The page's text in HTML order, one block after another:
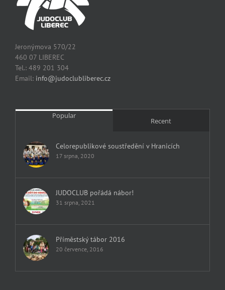
Jeronýmova 570/22
460 07 LIBEREC
Tel.: 489 201 304
Email: info@judoclubliberec.cz
Popular
Recent
Celorepublikové soustředění v Hranicích
17 srpna, 2020
JUDOCLUB pořádá nábor!
31 srpna, 2021
Příměstský tábor 2016
20 července, 2016